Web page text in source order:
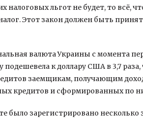
налоговых льгот не будет, то всё,
Этот закон должен быть
валюта Украины с момента
к доллару США в 3,7
заемщикам, получающим
кредитов и сформированных по
было зарегистрировано